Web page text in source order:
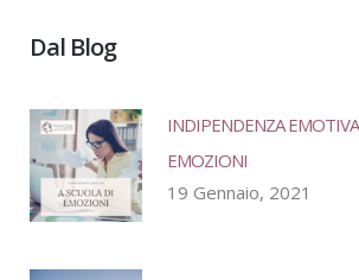
Dal Blog
INDIPENDENZA
EMOZIONI
19 Gennaio, 2021